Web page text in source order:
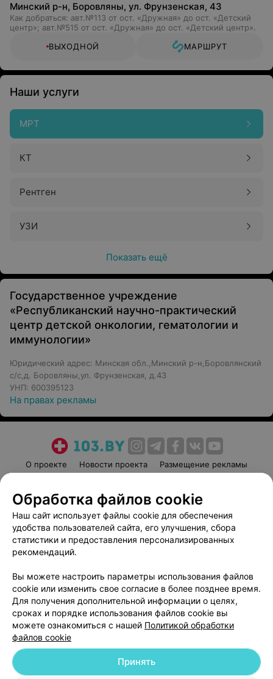
Минский р-н, Боровляны, ул. Фрунзенская, 43
Как добраться: авт.№113 от ост. «Дружная» до ост. «Детский
центр»; авт.№515 от ост. «Дружная» до ост. «Детский центр».
ВЫХОДНОЙ
МАРШРУТ
Наши услуги
МРТ
КТ
Рентген
УЗИ
Показать ещё
Государственное учреждение
«Республиканский научно-практический
центр детской онкологии, гематологии и
иммунологии»
Юридический адрес: Минская обл.,Минский р-н,Боровлянский
с/с,д. Боровляны,ул. Фрунзенская, д.43
УНП: 600395123
На правах рекламы
О проекте Новости проекта
Размещение рекламы
Пользовательское соглашение
Способы оплаты
Вакансии
Партнеры
Написать руководителю 103.by
Обработка персональных данных
© 2026 ООО «Артокс Лаб», УНП 191700409
| 220012, Республика Беларусь,
Обработка файлов cookie
Наш сайт использует файлы cookie для обеспечения
удобства пользователей сайта, его улучшения, сбора
статистики и предоставления персонализированных
рекомендаций.
Вы можете настроить параметры использования файлов
cookie или изменить свое согласие в более позднее время.
Для получения дополнительной информации о целях,
сроках и порядке использования файлов cookie вы
можете ознакомиться с нашей Политикой обработки
файлов cookie
Принять